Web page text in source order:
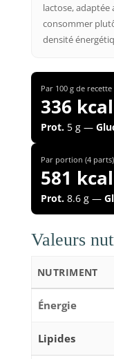
lactose, adaptée
consommer
densité
Par 100 g de recette
336 kcal
Prot.5 g —
Par portion (4 parts)
581 kcal
Prot.8.6 g —
Valeurs
NUTRIMENT
Énergie
Lipides